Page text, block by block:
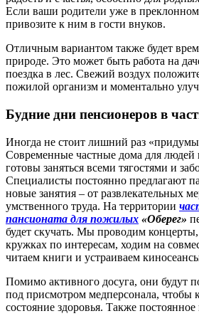
Если ваши родители уже в преклонном
привозите к ним в гости внуков.
Отличным вариантом также будет
природе. Это может быть работа на
поездка в лес. Свежий воздух
пожилой организм и моментально
Будние дни пенсионеров в
Иногда не стоит лишний раз
Современные частные дома для людей
готовы заняться всеми тягостями и
Специалисты постоянно предлагают
новые занятия – от развлекательных
умственного труда. На территории
пансионата для пожилых «Оберег»
будет скучать. Мы проводим концерты,
кружках по интересам, ходим на
читаем книги и устраиваем
Помимо активного досуга, они будут
под присмотром медперсонала, чтобы
состояние здоровья. Также